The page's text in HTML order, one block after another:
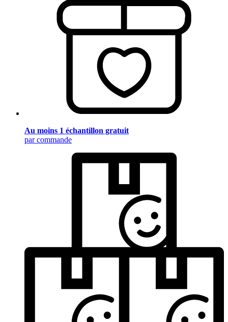
Au moins 1 échantillon gratuit
par commande